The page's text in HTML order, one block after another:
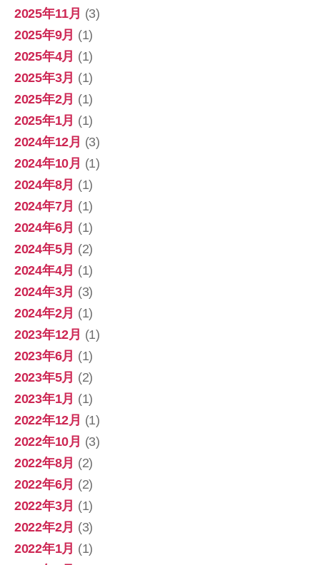
2025年11月 (3)
2025年9月 (1)
2025年4月 (1)
2025年3月 (1)
2025年2月 (1)
2025年1月 (1)
2024年12月 (3)
2024年10月 (1)
2024年8月 (1)
2024年7月 (1)
2024年6月 (1)
2024年5月 (2)
2024年4月 (1)
2024年3月 (3)
2024年2月 (1)
2023年12月 (1)
2023年6月 (1)
2023年5月 (2)
2023年1月 (1)
2022年12月 (1)
2022年10月 (3)
2022年8月 (2)
2022年6月 (2)
2022年3月 (1)
2022年2月 (3)
2022年1月 (1)